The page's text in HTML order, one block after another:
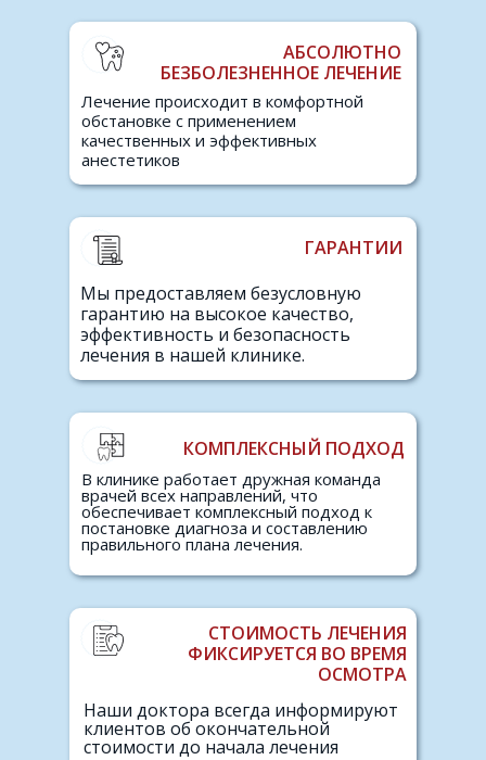
СТОИМОСТЬ ЛЕЧЕНИЯ
ФИКСИРУЕТСЯ ВО ВРЕМЯ
ОСМОТРА
Наши доктора всегда информируют
клиентов об окончательной
стоимости до начала лечения
КОМПЛЕКСНЫЙ ПОДХОД
В клинике работает дружная команда
врачей всех направлений, что
обеспечивает комплексный подход к
постановке диагноза и составлению
правильного плана лечения.
АБСОЛЮТНО
БЕЗБОЛЕЗНЕННОЕ ЛЕЧЕНИЕ
Лечение происходит в комфортной
обстановке с применением
качественных и эффективных
анестетиков
ГАРАНТИИ
Мы предоставляем безусловную
гарантию на высокое качество,
эффективность и безопасность
лечения в нашей клинике.